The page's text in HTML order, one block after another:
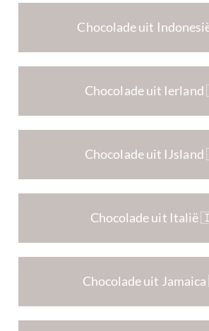
Chocolade uit
Chocolade uit
Chocolade uit
Chocolade uit
Chocolade uit